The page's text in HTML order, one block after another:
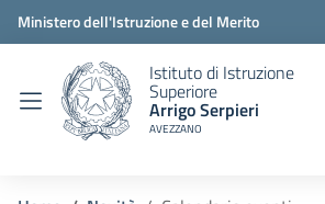
Ministero dell'Istruzione e del Merito
Istituto di Istruzione
Superiore
Arrigo Serpieri
AVEZZANO